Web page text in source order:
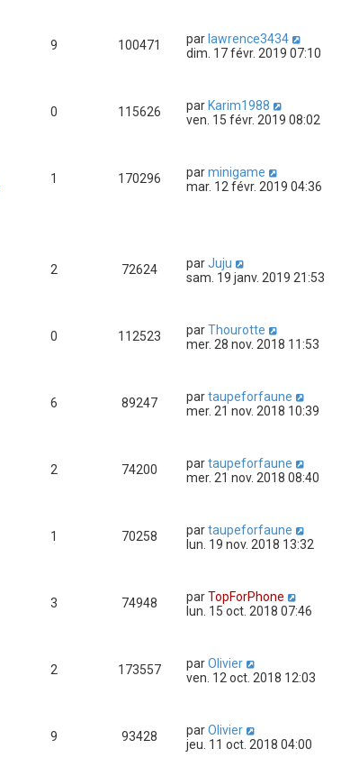
9 100471 parlawrence3434
dim. 17 févr. 2019 07:10
0 115626 parKarim1988
ven. 15 févr. 2019 08:02
1 170296 parminigame
mar. 12 févr. 2019 04:36
2 72624 parJuju
sam. 19 janv. 2019 21:53
0 112523 parThourotte
mer. 28 nov. 2018 11:53
6 89247 partaupeforfaune
mer. 21 nov. 2018 10:39
2 74200 partaupeforfaune
mer. 21 nov. 2018 08:40
1 70258 partaupeforfaune
lun. 19 nov. 2018 13:32
3 74948 parTopForPhone
lun. 15 oct. 2018 07:46
2 173557 parOlivier
ven. 12 oct. 2018 12:03
9 93428 parOlivier
jeu. 11 oct. 2018 04:00